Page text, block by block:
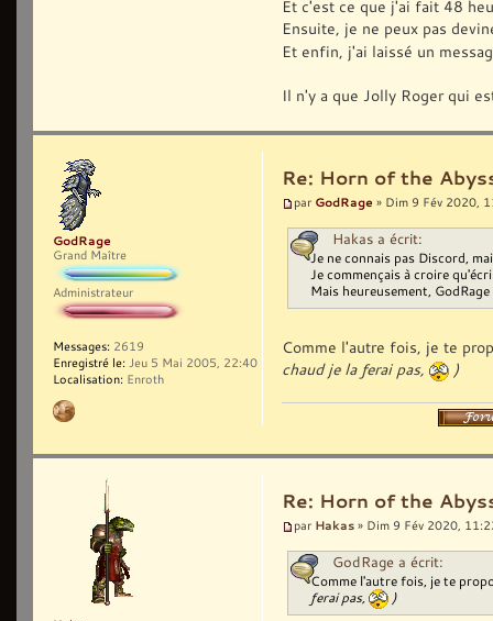
Et c'est ce que j'ai fait 48
Ensuite, je ne peux pas
Et enfin, j'ai laissé un
Il n'y a que Jolly Roger qui
Re: Horn of the
par GodRage » Dim 9 Fév 2020,
Hakas a écrit:
Je ne connais pas Discord,
Je commençais à croire
Mais heureusement,
Comme l'autre fois, je te
chaud je la ferai pas,
)
GodRage
Grand Maître
Administrateur
Messages: 2619
Enregistré le: Jeu 5 Mai 2005, 22:40
Localisation: Enroth
Re: Horn of the
par Hakas » Dim 9 Fév 2020,
GodRage a écrit:
Comme l'autre fois, je te
ferai pas,
)